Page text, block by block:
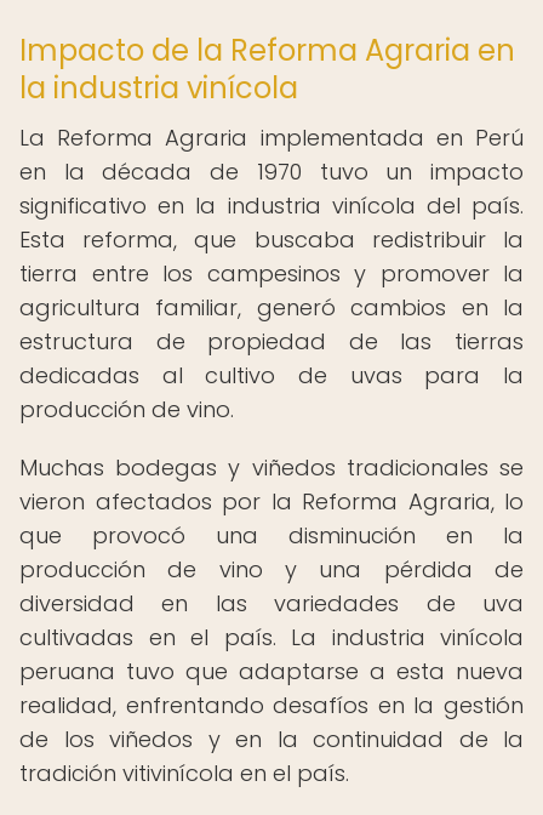
Impacto de la Reforma Agraria en
la industria vinícola
La Reforma Agraria implementada en Perú
en la década de 1970 tuvo un impacto
significativo en la industria vinícola del país.
Esta reforma, que buscaba redistribuir la
tierra entre los campesinos y promover la
agricultura familiar, generó cambios en la
estructura de propiedad de las tierras
dedicadas al cultivo de uvas para la
producción de vino.
Muchas bodegas y viñedos tradicionales se
vieron afectados por la Reforma Agraria, lo
que provocó una disminución en la
producción de vino y una pérdida de
diversidad en las variedades de uva
cultivadas en el país. La industria vinícola
peruana tuvo que adaptarse a esta nueva
realidad, enfrentando desafíos en la gestión
de los viñedos y en la continuidad de la
tradición vitivinícola en el país.